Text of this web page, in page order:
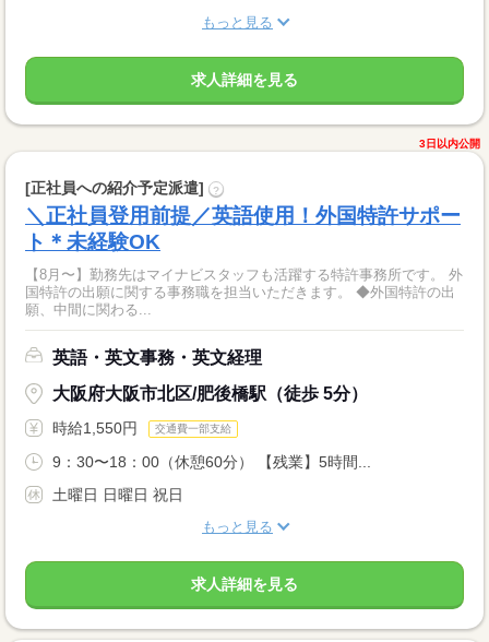
もっと見る
求人詳細を見る
3日以内公開
[正社員への紹介予定派遣] ?
＼正社員登用前提／英語使用！外国特許サポー
ト＊未経験OK
【8月〜】勤務先はマイナビスタッフも活躍する特許事務所です。 外
国特許の出願に関する事務職を担当いただきます。 ◆外国特許の出
願、中間に関わる...
英語・英文事務・英文経理
大阪府大阪市北区/肥後橋駅（徒歩 5分）
時給1,550円 交通費一部支給
9：30〜18：00（休憩60分） 【残業】5時間...
土曜日 日曜日 祝日
もっと見る
求人詳細を見る